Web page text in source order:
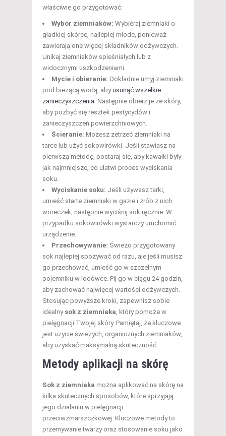
właściwie go przygotować:
Wybór ziemniaków: Wybieraj ziemniaki o
gładkiej skórce, najlepiej młode, ponieważ
zawierają one więcej składników odżywczych.
Unikaj ziemniaków spleśniałych lub z
widocznymi uszkodzeniami.
Mycie i obieranie: Dokładnie umyj ziemniaki
pod bieżącą wodą, abyusunąć wszelkie
zanieczyszczenia. Następnie obierz je ze skóry,
aby pozbyć się resztek pestycydów i
zanieczyszczeń powierzchniowych.
Ścieranie: Możesz zetrzeć ziemniaki na
tarce lub użyć sokowirówki. Jeśli stawiasz na
pierwszą metodę, postaraj się, aby kawałki były
jak najmniejsze, co ułatwi proces wyciskania
soku.
Wyciskanie soku: Jeśli używasz tarki,
umieść starte ziemniaki w gazie i zrób z nich
woreczek, następnie wyciśnij sok ręcznie. W
przypadku sokowirówki wystarczy uruchomić
urządzenie.
Przechowywanie: Świeżo przygotowany
sok najlepiej spożywać od razu, ale jeśli musisz
go przechować, umieść go w szczelnym
pojemniku w lodówce. Pij go w ciągu 24 godzin,
aby zachować najwięcej wartości odżywczych.
Stosując powyższe kroki, zapewnisz sobie
idealny sok z ziemniaka, który pomoże w
pielęgnacji Twojej skóry. Pamiętaj, że kluczowe
jest użycie świeżych, organicznych ziemniaków,
aby uzyskać maksymalną skuteczność.
Metody aplikacji na skórę
Sok z ziemniaka można aplikować na skórę na
kilka skutecznych sposobów, które sprzyjają
jego działaniu w pielęgnacji
przeciwzmarszczkowej. Kluczowe metody to
przemywanie twarzy oraz stosowanie soku jako